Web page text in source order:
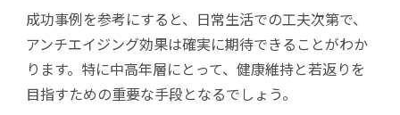
成功事例を参考にすると、日常生活での工夫次第で、
アンチエイジング効果は確実に期待できることがわか
ります。特に中高年層にとって、健康維持と若返りを
目指すための重要な手段となるでしょう。